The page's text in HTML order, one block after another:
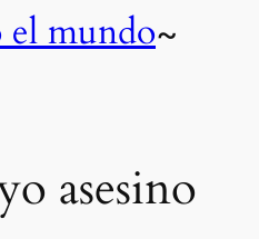
el mundo~
asesino